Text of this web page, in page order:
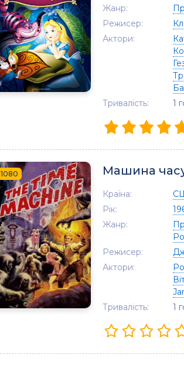
Жанр:
Режисер:
Актори:
Тривалість:
1
1080 Машина
Країна:
Рік:
Жанр:
Режисер:
Актори:
Тривалість:
1